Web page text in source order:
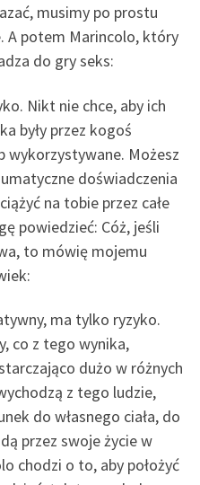
musimy po prostu
A potem Marincolo, który
do gry seks:
Nikt nie chce, aby ich
były przez kogoś
wykorzystywane. Możesz
doświadczenia
na tobie przez całe
powiedzieć: Cóż, jeśli
to mówię mojemu
ma tylko ryzyko.
co z tego wynika,
dużo w różnych
z tego ludzie,
do własnego ciała, do
przez swoje życie w
chodzi o to, aby położyć